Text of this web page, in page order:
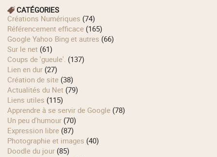
CATÉGORIES
Créations Numériques (74)
Référencement efficace (165)
Google Yahoo Bing et autres (66)
Sur le net (61)
Coups de 'gueule'. (137)
Lien en dur (27)
Création de site (38)
Actualités du Net (79)
Liens utiles (115)
Apprendre à se servir de Google (78)
Un peu d'humour (70)
Expression libre (87)
Photographie et images (40)
Doodle du jour (85)